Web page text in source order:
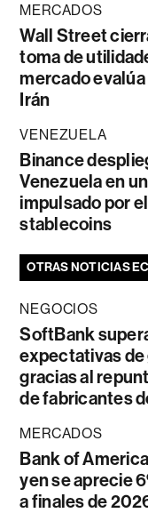
MERCADOS
Wall Street
toma de
mercado
Irán
VENEZUELA
Binance
Venezuela en
impulsado por
stablecoins
OTRAS NOTICIAS
NEGOCIOS
SoftBank
expectativas de
gracias al
de fabricantes
MERCADOS
Bank of
yen se aprecie
a finales de